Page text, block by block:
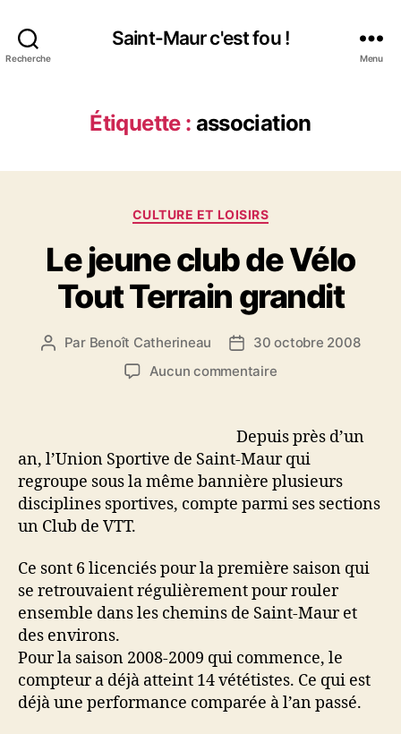
Recherche
Saint-Maur c'est fou !
Menu
Étiquette : association
Catégories
CULTURE ET LOISIRS
Le jeune club de Vélo
Tout Terrain grandit
Auteur
Par Benoît Catherineau
Date30 octobre 2008
Aucun commentairesur
club
Vélo
Tout
Terrain
Depuis près d’un
an, l’Union Sportive de Saint-Maur qui
regroupe sous la même bannière plusieurs
disciplines sportives, compte parmi ses sections
un Club de VTT.
Ce sont 6 licenciés pour la première saison qui
se retrouvaient régulièrement pour rouler
ensemble dans les chemins de Saint-Maur et
des environs.
Pour la saison 2008-2009 qui commence, le
compteur a déjà atteint 14 vététistes. Ce qui est
déjà une performance comparée à l’an passé.